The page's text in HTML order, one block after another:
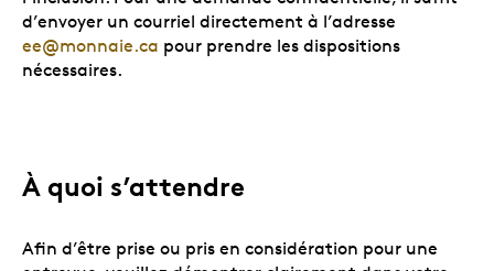
d’envoyer un courriel directement à l’adresse
ee@monnaie.ca pour prendre les dispositions
nécessaires.
À quoi s’attendre
Afin d’être prise ou pris en considération pour une